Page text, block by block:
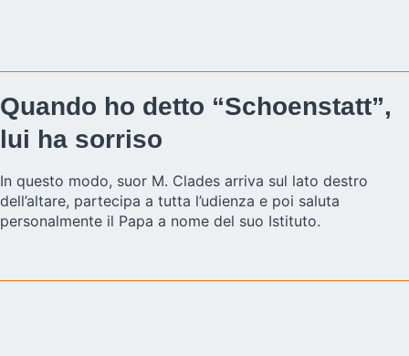
Quando ho detto “Schoenstatt”,
lui ha sorriso
In questo modo, suor M. Clades arriva sul lato destro
dell’altare, partecipa a tutta l’udienza e poi saluta
personalmente il Papa a nome del suo Istituto.